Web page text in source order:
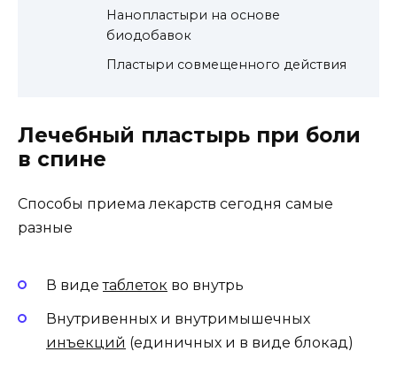
Нанопластыри на основе
биодобавок
Пластыри совмещенного действия
Лечебный пластырь при боли
в спине
Способы приема лекарств сегодня самые
разные
В видетаблеток во внутрь
Внутривенных и внутримышечных
инъекций (единичных и в виде блокад)